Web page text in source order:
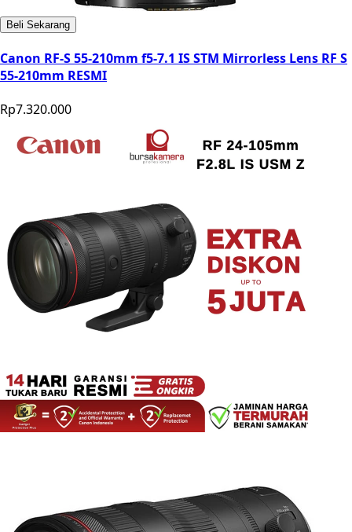
Beli Sekarang
Canon RF-S 55-210mm f5-7.1 IS STM Mirrorless Lens RF S
55-210mm RESMI
Rp7.320.000